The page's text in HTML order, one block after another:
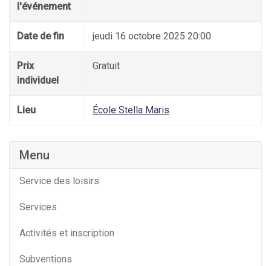
l'événement
Date de fin jeudi 16 octobre 2025 20:00
Prix
individuel
Gratuit
Lieu École Stella Maris
Menu
Service des loisirs
Services
Activités et inscription
Subventions